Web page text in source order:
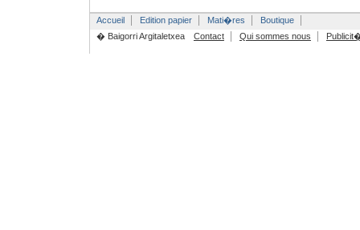
Accueil Edition papier Mati�res
Boutique
� Baigorri Argitaletxea
Contact Qui sommes nous